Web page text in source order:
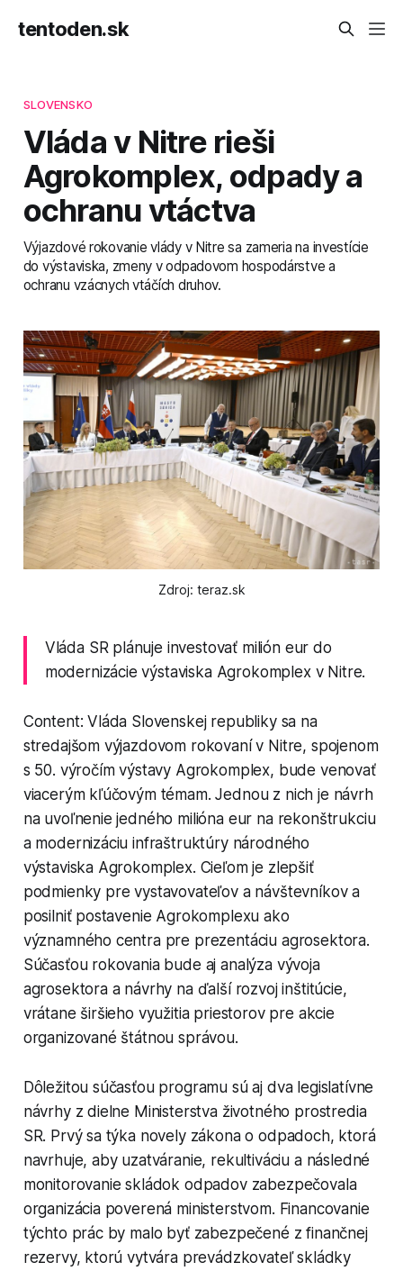
tentoden.sk
SLOVENSKO
Vláda v Nitre rieši
Agrokomplex, odpady a
ochranu vtáctva
Výjazdové rokovanie vlády v Nitre sa zameria na investície
do výstaviska, zmeny v odpadovom hospodárstve a
ochranu vzácnych vtáčích druhov.
Zdroj: teraz.sk
Vláda SR plánuje investovať milión eur do
modernizácie výstaviska Agrokomplex v Nitre.
Content: Vláda Slovenskej republiky sa na
stredajšom výjazdovom rokovaní v Nitre, spojenom
s 50. výročím výstavy Agrokomplex, bude venovať
viacerým kľúčovým témam. Jednou z nich je návrh
na uvoľnenie jedného milióna eur na rekonštrukciu
a modernizáciu infraštruktúry národného
výstaviska Agrokomplex. Cieľom je zlepšiť
podmienky pre vystavovateľov a návštevníkov a
posilniť postavenie Agrokomplexu ako
významného centra pre prezentáciu agrosektora.
Súčasťou rokovania bude aj analýza vývoja
agrosektora a návrhy na ďalší rozvoj inštitúcie,
vrátane širšieho využitia priestorov pre akcie
organizované štátnou správou.
Dôležitou súčasťou programu sú aj dva legislatívne
návrhy z dielne Ministerstva životného prostredia
SR. Prvý sa týka novely zákona o odpadoch, ktorá
navrhuje, aby uzatváranie, rekultiváciu a následné
monitorovanie skládok odpadov zabezpečovala
organizácia poverená ministerstvom. Financovanie
týchto prác by malo byť zabezpečené z finančnej
rezervy, ktorú vytvára prevádzkovateľ skládky